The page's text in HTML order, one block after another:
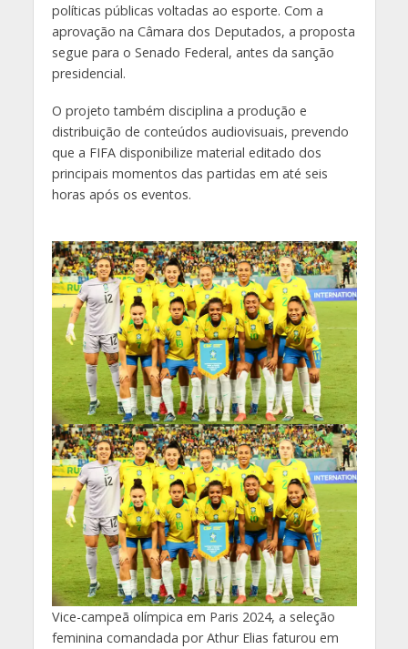
políticas públicas voltadas ao esporte. Com a
aprovação na Câmara dos Deputados, a proposta
segue para o Senado Federal, antes da sanção
presidencial.
O projeto também disciplina a produção e
distribuição de conteúdos audiovisuais, prevendo
que a FIFA disponibilize material editado dos
principais momentos das partidas em até seis
horas após os eventos.
Vice-campeã olímpica em Paris 2024, a seleção
feminina comandada por Athur Elias faturou em